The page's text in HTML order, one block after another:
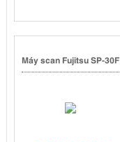
Máy scan Fujitsu SP-30F